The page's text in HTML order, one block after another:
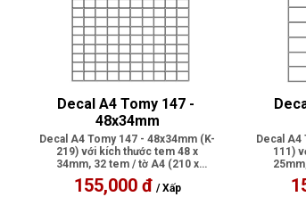
Decal A4 Tomy 147 -
48x34mm
Decal A4 Tomy 147 - 48x34mm (K-
219) với kích thước tem 48 x
34mm, 32 tem / tờ A4 (210 x
297mm), có p..
155,000 đ / Xấp
Decal A4
111)